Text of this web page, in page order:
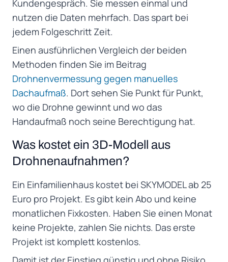
Kundengespräch. Sie messen einmal und
nutzen die Daten mehrfach. Das spart bei
jedem Folgeschritt Zeit.
Einen ausführlichen Vergleich der beiden
Methoden finden Sie im Beitrag
Drohnenvermessung gegen manuelles
Dachaufmaß. Dort sehen Sie Punkt für Punkt,
wo die Drohne gewinnt und wo das
Handaufmaß noch seine Berechtigung hat.
Was kostet ein 3D-Modell aus
Drohnenaufnahmen?
Ein Einfamilienhaus kostet bei SKYMODEL ab 25
Euro pro Projekt. Es gibt kein Abo und keine
monatlichen Fixkosten. Haben Sie einen Monat
keine Projekte, zahlen Sie nichts. Das erste
Projekt ist komplett kostenlos.